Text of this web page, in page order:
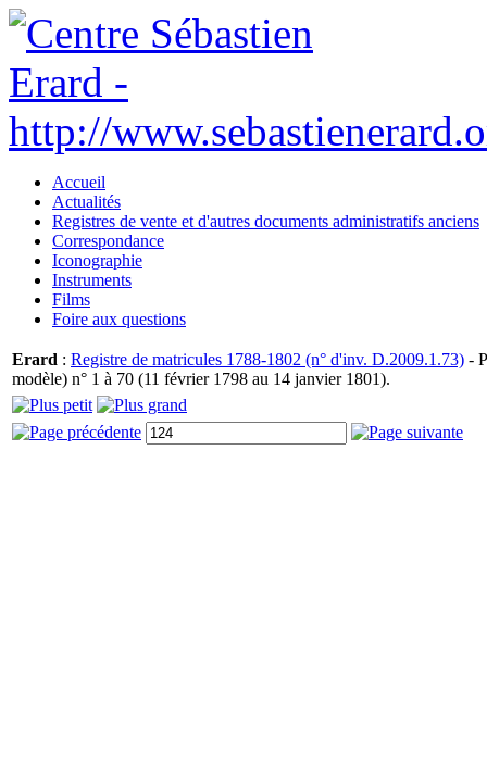
Accueil
Actualités
Registres de vente et d'autres documents administratifs anciens
Correspondance
Iconographie
Instruments
Films
Foire aux questions
Erard : Registre de matricules 1788-1802 (n° d'inv. D.2009.1.73) -
modèle) n° 1 à 70 (11 février 1798 au 14 janvier 1801).